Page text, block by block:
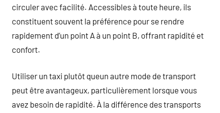
circuler avec facilité. Accessibles à toute heure, ils
constituent souvent la préférence pour se rendre
rapidement d’un point A à un point B, offrant rapidité et
confort.
Utiliser un taxi plutôt queun autre mode de transport
peut être avantageux, particulièrement lorsque vous
avez besoin de rapidité. À la différence des transports